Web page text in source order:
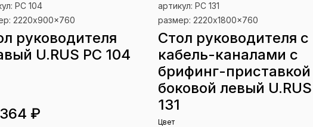
РС 104
2220x900x760
руководителя
U.RUS РС 104
₽
артикул: РС 131
размер: 2220x1800x760
Стол руководителя с
кабель-каналами с
брифинг-приставкой
боковой левый
131
Цвет